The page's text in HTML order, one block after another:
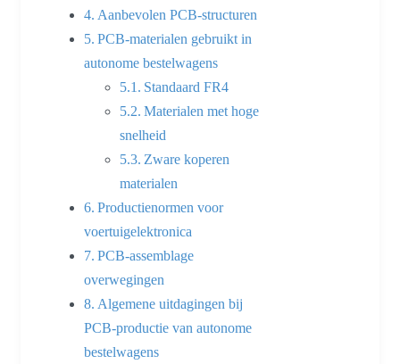
Aanbevolen PCB-structuren
PCB-materialen gebruikt in
autonome bestelwagens
Standaard FR4
Materialen met hoge
snelheid
Zware koperen
materialen
Productienormen voor
voertuigelektronica
PCB-assemblage
overwegingen
Algemene uitdagingen bij
PCB-productie van autonome
bestelwagens